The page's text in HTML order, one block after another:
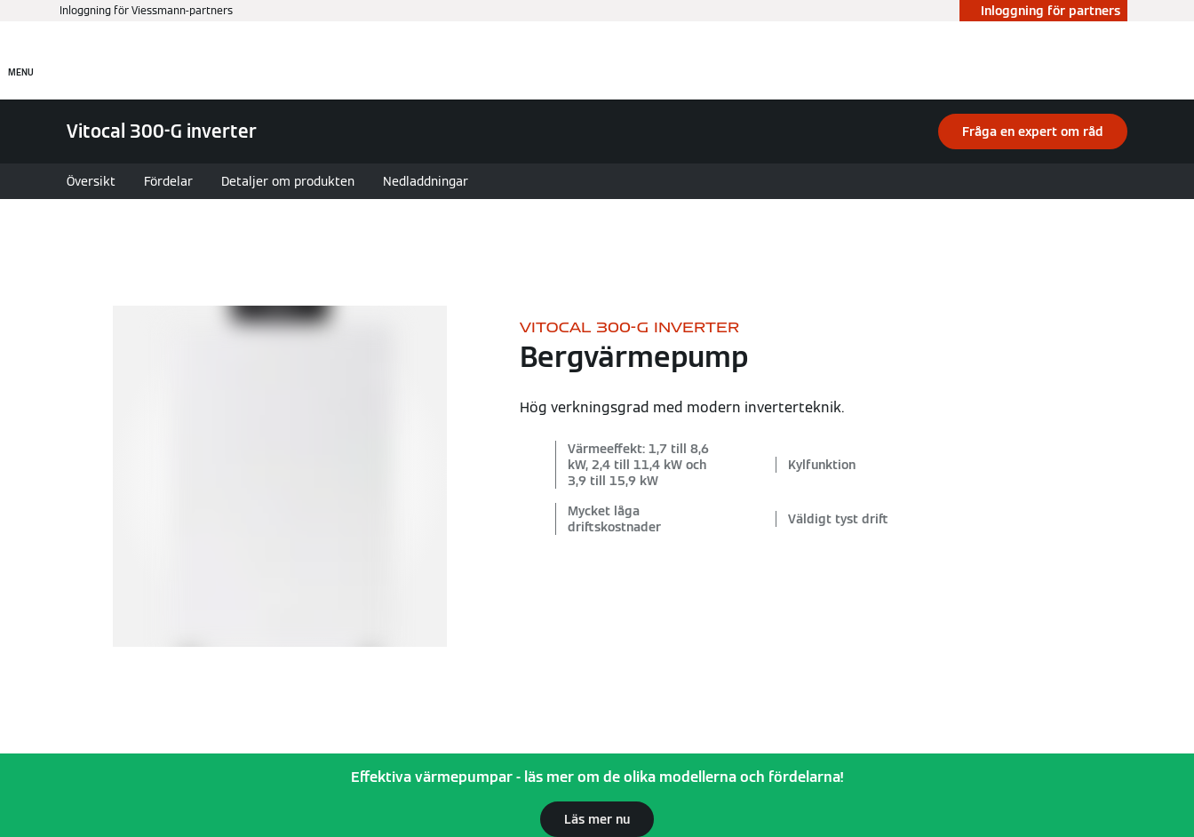
Inloggning för Viessmann-partners Inloggning för partners
MENU
Vitocal 300-G inverter Fråga en expert om råd
Översikt Fördelar Detaljer om produkten Nedladdningar
VITOCAL 300-G INVERTER
Bergvärmepump
Hög verkningsgrad med modern inverterteknik.
Värmeeffekt: 1,7 till 8,6
kW, 2,4 till 11,4 kW och
3,9 till 15,9 kW
Kylfunktion
Mycket låga
driftskostnader
Väldigt tyst drift
Effektiva värmepumpar - läs mer om de olika modellerna och fördelarna!
Läs mer nu